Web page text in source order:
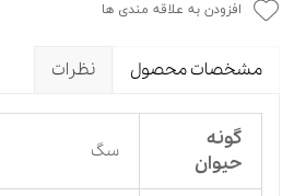
افزودن به علاقه مندی ها
مشخصات محصول نظرات
گونه
حیوان
سگ